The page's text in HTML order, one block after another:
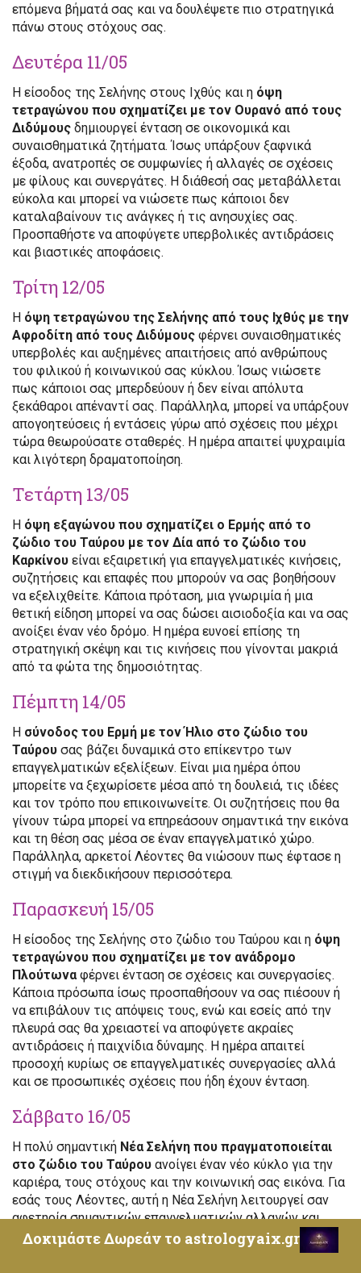
επόμενα βήματά σας και να δουλέψετε πιο στρατηγικά
πάνω στους στόχους σας.
Δευτέρα 11/05
Η είσοδος της Σελήνης στους Ιχθύς και η όψη
τετραγώνου που σχηματίζει με τον Ουρανό από τους
Διδύμους δημιουργεί ένταση σε οικονομικά και
συναισθηματικά ζητήματα. Ίσως υπάρξουν ξαφνικά
έξοδα, ανατροπές σε συμφωνίες ή αλλαγές σε σχέσεις
με φίλους και συνεργάτες. Η διάθεσή σας μεταβάλλεται
εύκολα και μπορεί να νιώσετε πως κάποιοι δεν
καταλαβαίνουν τις ανάγκες ή τις ανησυχίες σας.
Προσπαθήστε να αποφύγετε υπερβολικές αντιδράσεις
και βιαστικές αποφάσεις.
Τρίτη 12/05
Η όψη τετραγώνου της Σελήνης από τους Ιχθύς με την
Αφροδίτη από τους Διδύμους φέρνει συναισθηματικές
υπερβολές και αυξημένες απαιτήσεις από ανθρώπους
του φιλικού ή κοινωνικού σας κύκλου. Ίσως νιώσετε
πως κάποιοι σας μπερδεύουν ή δεν είναι απόλυτα
ξεκάθαροι απέναντί σας. Παράλληλα, μπορεί να υπάρξουν
απογοητεύσεις ή εντάσεις γύρω από σχέσεις που μέχρι
τώρα θεωρούσατε σταθερές. Η ημέρα απαιτεί ψυχραιμία
και λιγότερη δραματοποίηση.
Τετάρτη 13/05
Η όψη εξαγώνου που σχηματίζει ο Ερμής από το
ζώδιο του Ταύρου με τον Δία από το ζώδιο του
Καρκίνου είναι εξαιρετική για επαγγελματικές κινήσεις,
συζητήσεις και επαφές που μπορούν να σας βοηθήσουν
να εξελιχθείτε. Κάποια πρόταση, μια γνωριμία ή μια
θετική είδηση μπορεί να σας δώσει αισιοδοξία και να σας
ανοίξει έναν νέο δρόμο. Η ημέρα ευνοεί επίσης τη
στρατηγική σκέψη και τις κινήσεις που γίνονται μακριά
από τα φώτα της δημοσιότητας.
Πέμπτη 14/05
Η σύνοδος του Ερμή με τον Ήλιο στο ζώδιο του
Ταύρου σας βάζει δυναμικά στο επίκεντρο των
επαγγελματικών εξελίξεων. Είναι μια ημέρα όπου
μπορείτε να ξεχωρίσετε μέσα από τη δουλειά, τις ιδέες
και τον τρόπο που επικοινωνείτε. Οι συζητήσεις που θα
γίνουν τώρα μπορεί να επηρεάσουν σημαντικά την εικόνα
και τη θέση σας μέσα σε έναν επαγγελματικό χώρο.
Παράλληλα, αρκετοί Λέοντες θα νιώσουν πως έφτασε η
στιγμή να διεκδικήσουν περισσότερα.
Παρασκευή 15/05
Η είσοδος της Σελήνης στο ζώδιο του Ταύρου και η όψη
τετραγώνου που σχηματίζει με τον ανάδρομο
Πλούτωναφέρνει ένταση σε σχέσεις και συνεργασίες.
Κάποια πρόσωπα ίσως προσπαθήσουν να σας πιέσουν ή
να επιβάλουν τις απόψεις τους, ενώ και εσείς από την
πλευρά σας θα χρειαστεί να αποφύγετε ακραίες
αντιδράσεις ή παιχνίδια δύναμης. Η ημέρα απαιτεί
προσοχή κυρίως σε επαγγελματικές συνεργασίες αλλά
και σε προσωπικές σχέσεις που ήδη έχουν ένταση.
Σάββατο 16/05
Η πολύ σημαντική Νέα Σελήνη που πραγματοποιείται
στο ζώδιο του Ταύρου ανοίγει έναν νέο κύκλο για την
καριέρα, τους στόχους και την κοινωνική σας εικόνα. Για
εσάς τους Λέοντες, αυτή η Νέα Σελήνη λειτουργεί σαν
αφετηρία σημαντικών επαγγελματικών αλλαγών και
νέων ξεκινημάτων που θα εξελιχθούν μέσα στους
επόμενους μήνες. Είναι η στιγμή να πάρετε σοβαρές
Δοκιμάστε Δωρεάν το astrologyaix.gr